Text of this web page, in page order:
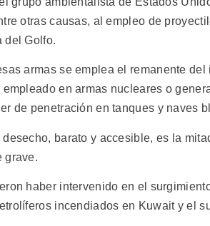
otras causas, al empleo de
del Golfo.
armas se emplea el remanente
en armas nucleares o
de penetración en tanques y naves
barato y accesible, es la
grave.
haber intervenido en el
incendiados en Kuwait y el